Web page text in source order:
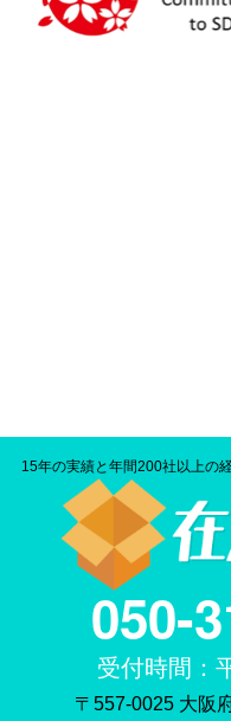
15年の実績と年間200社以上の
050-
受付時間：
〒557-0025 大阪